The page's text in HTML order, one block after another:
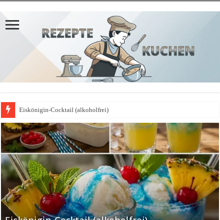
Eiskönigin-Cocktail (alkoholfrei)
𝗣𝗳𝗹𝗮𝘂𝗺𝗲𝗻𝗸𝘂𝗰𝗵𝗲𝗻-𝗔𝗽𝗳𝗲𝗹𝗯𝗹𝗲𝗰𝗵𝗸𝘂𝗰𝗵𝗲𝗻-